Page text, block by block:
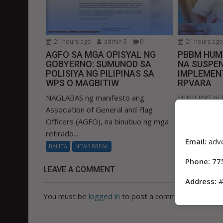
21 hours ago admin 3 0
AGFO SA MGA OPISYAL NG
GOBYERNO: SUMUNOD SA
POLISIYA NG PILIPINAS SA
WPS O MAGBITIW
NAGLABAS ng manifesto ang
Association of General and Flag
Officers (AGFO), na binubuo ng mga
retirado...
BALITA NEWS BREAK
21 hours ago
PBBM
NA
RPVARA
HINILING ni
BALITA
LEAVE A COMMENT
You must be logged in to post a comment.
Email:
Phone:
Address: